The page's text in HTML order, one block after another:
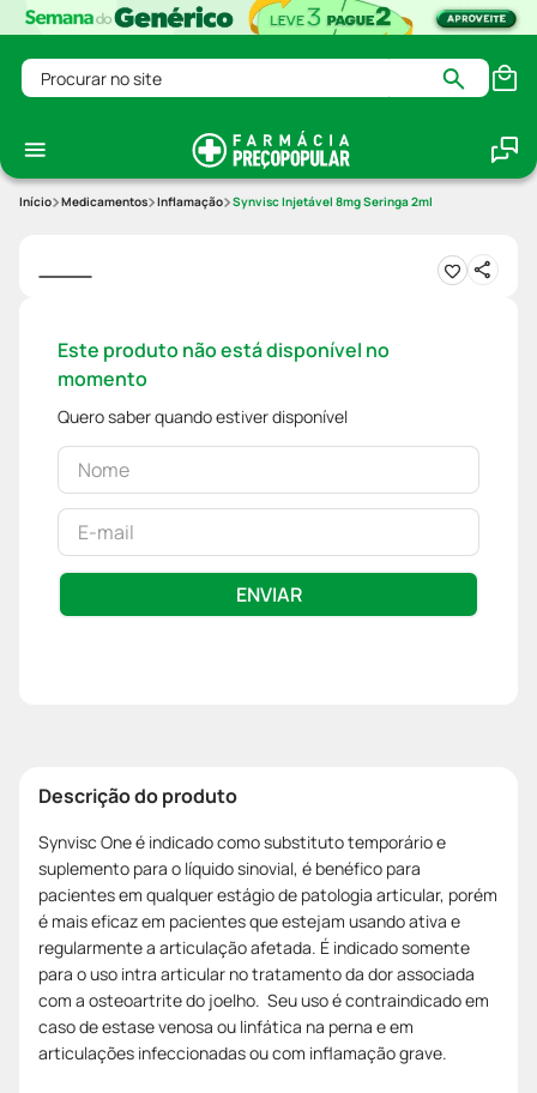
Procurar no site
Medicamentos Inflamação Synvisc Injetável 8mg Seringa 2ml
Este produto não está disponível no
momento
Quero saber quando estiver disponível
ENVIAR
Descrição do produto
Synvisc One é indicado como substituto temporário e
suplemento para o líquido sinovial, é benéfico para
pacientes em qualquer estágio de patologia articular, porém
é mais eficaz em pacientes que estejam usando ativa e
regularmente a articulação afetada. É indicado somente
para o uso intra articular no tratamento da dor associada
com a osteoartrite do joelho. Seu uso é contraindicado em
caso de estase venosa ou linfática na perna e em
articulações infeccionadas ou com inflamação grave.